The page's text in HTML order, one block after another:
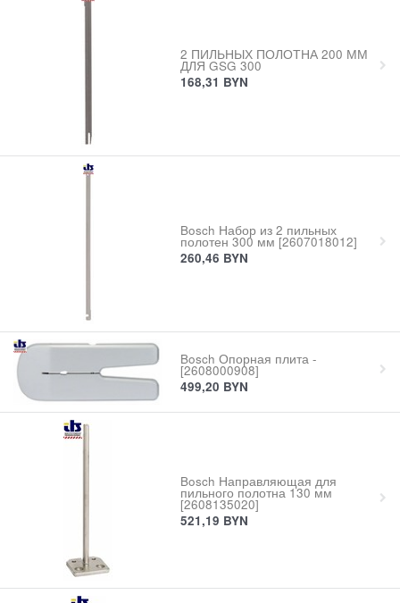
2 ПИЛЬНЫХ ПОЛОТНА 200 ММ
ДЛЯ GSG 300
168,31 BYN
Bosch Набор из 2 пильных
полотен 300 мм [2607018012]
260,46 BYN
Bosch Опорная плита -
[2608000908]
499,20 BYN
Bosch Направляющая для
пильного полотна 130 мм
[2608135020]
521,19 BYN